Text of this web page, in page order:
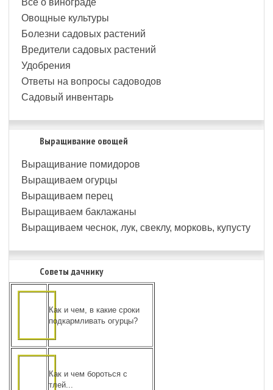
Все о винограде
Овощные культуры
Болезни садовых растений
Вредители садовых растений
Удобрения
Ответы на вопросы садоводов
Садовый инвентарь
Выращивание овощей
Выращивание помидоров
Выращиваем огурцы
Выращиваем перец
Выращиваем баклажаны
Выращиваем чеснок, лук, свеклу, морковь, купусту
Советы дачнику
Как и чем, в какие сроки
подкармливать огурцы?
Как и чем бороться с
тлей...